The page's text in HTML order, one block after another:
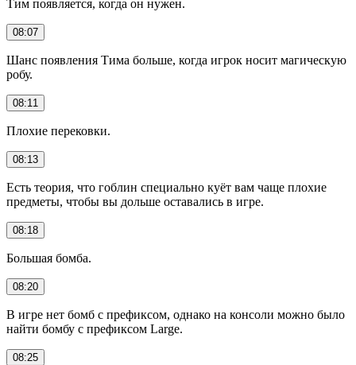
Тим появляется, когда он нужен.
08:07
Шанс появления Тима больше, когда игрок носит магическую
робу.
08:11
Плохие перековки.
08:13
Есть теория, что гоблин специально куёт вам чаще плохие
предметы, чтобы вы дольше оставались в игре.
08:18
Большая бомба.
08:20
В игре нет бомб с префиксом, однако на консоли можно было
найти бомбу с префиксом Large.
08:25